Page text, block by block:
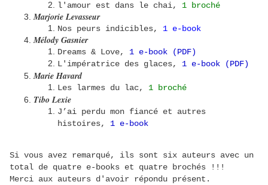
l'amour est dans le chai, 1 broché
Marjorie Levasseur
Nos peurs indicibles, 1 e-book
Mélody Gasnier
Dreams & Love, 1 e-book (PDF)
L'impératrice des glaces, 1 e-book (PDF)
Marie Havard
Les larmes du lac, 1 broché
Tibo Lexie
J’ai perdu mon fiancé et autres
histoires, 1 e-book
Si vous avez remarqué, ils sont six auteurs avec un
total de quatre e-books et quatre brochés !!!
Merci aux auteurs d'avoir répondu présent.